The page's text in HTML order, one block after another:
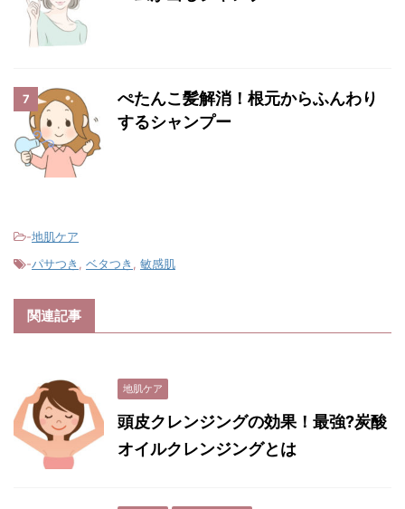
7
ぺたんこ髪解消！根元からふんわり
するシャンプー
-地肌ケア
-パサつき ベタつき 敏感肌
関連記事
地肌ケア
頭皮クレンジングの効果！最強?炭酸
オイルクレンジングとは